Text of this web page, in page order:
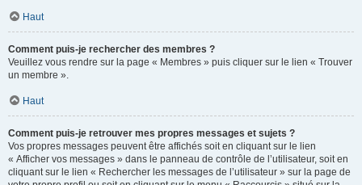
Haut
Comment puis-je rechercher des membres ?
Veuillez vous rendre sur la page « Membres » puis cliquer sur le lien « Trouver
un membre ».
Haut
Comment puis-je retrouver mes propres messages et sujets ?
Vos propres messages peuvent être affichés soit en cliquant sur le lien
« Afficher vos messages » dans le panneau de contrôle de l’utilisateur, soit en
cliquant sur le lien « Rechercher les messages de l’utilisateur » sur la page de